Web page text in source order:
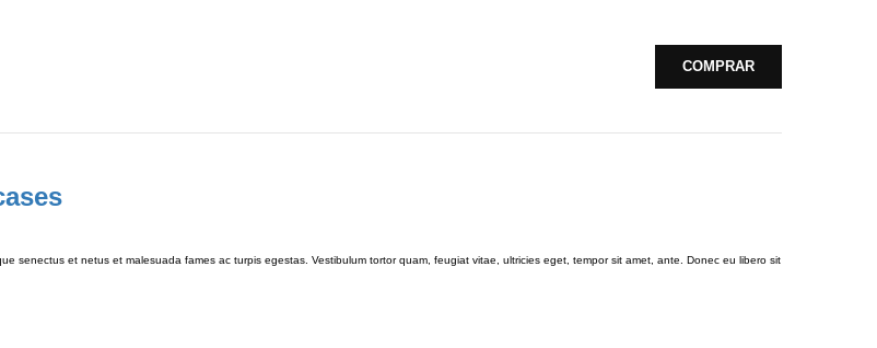
COMPRAR
senectus et netus et malesuada fames ac turpis egestas. Vestibulum tortor quam, feugiat vitae, ultricies eget, tempor sit amet, ante. Donec eu libero sit